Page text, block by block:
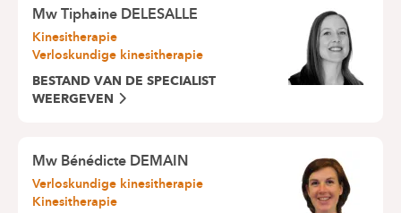
Mw Tiphaine DELESALLE
Kinesitherapie
Verloskundige kinesitherapie
BESTAND VAN DE SPECIALIST
WEERGEVEN
Mw Bénédicte DEMAIN
Verloskundige kinesitherapie
Kinesitherapie